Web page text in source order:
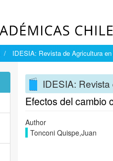
IDESIA: Revista de Agricultura
IDESIA:
Efectos del cambio
Author
Tonconi Quispe,Juan